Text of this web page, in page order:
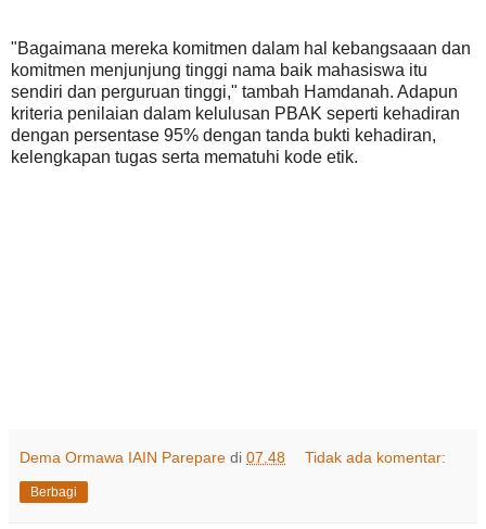
"Bagaimana mereka komitmen dalam hal kebangsaaan dan
komitmen menjunjung tinggi nama baik mahasiswa itu
sendiri dan perguruan tinggi," tambah Hamdanah. Adapun
kriteria penilaian dalam kelulusan PBAK seperti kehadiran
dengan persentase 95% dengan tanda bukti kehadiran,
kelengkapan tugas serta mematuhi kode etik.
Dema Ormawa IAIN Parepare di 07.48 Tidak ada komentar:
Berbagi